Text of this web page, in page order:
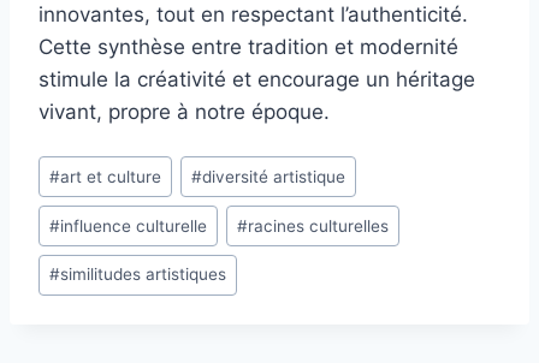
innovantes, tout en respectant l’authenticité.
Cette synthèse entre tradition et modernité
stimule la créativité et encourage un héritage
vivant, propre à notre époque.
Étiquettes
de
la
publication :
#art et culture #diversité artistique
#influence culturelle #racines culturelles
#similitudes artistiques